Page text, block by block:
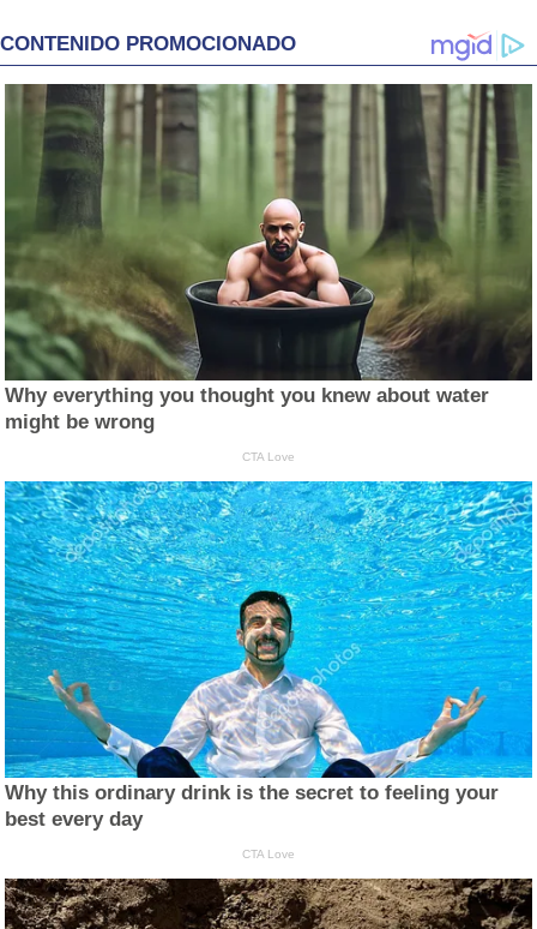
CONTENIDO PROMOCIONADO
Why everything you thought you knew about water
might be wrong
CTA Love
Why this ordinary drink is the secret to feeling your
best every day
CTA Love